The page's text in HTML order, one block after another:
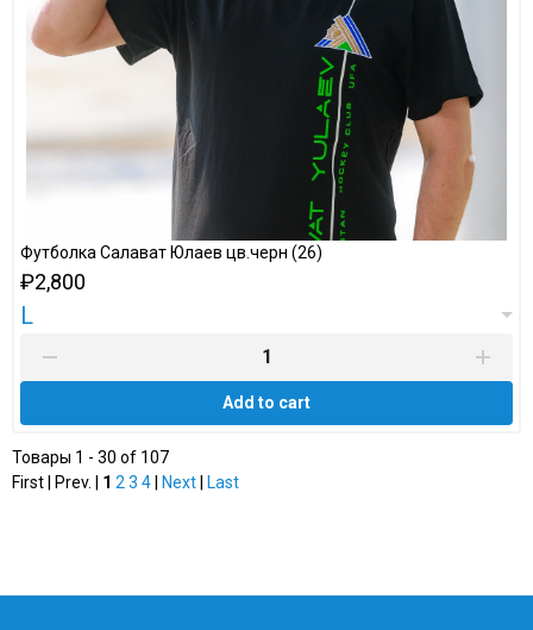
Футболка Салават Юлаев цв.черн (26)
₽2,800
L
Add to cart
Товары 1 - 30 of 107
First | Prev. | 1 2 3 4 Next Last